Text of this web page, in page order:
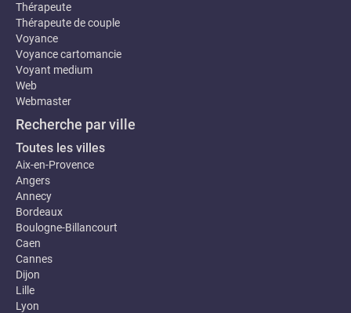
Thérapeute
Thérapeute de couple
Voyance
Voyance cartomancie
Voyant medium
Web
Webmaster
Recherche par ville
Toutes les villes
Aix-en-Provence
Angers
Annecy
Bordeaux
Boulogne-Billancourt
Caen
Cannes
Dijon
Lille
Lyon